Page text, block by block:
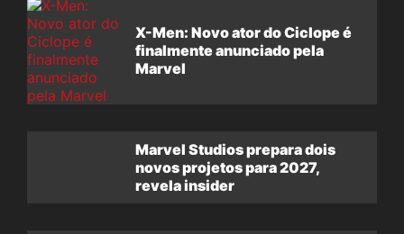
X-Men: Novo ator do Ciclope é
finalmente anunciado pela
Marvel
Marvel Studios prepara dois
novos projetos para 2027,
revela insider